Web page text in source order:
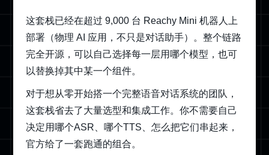
这套栈已经在超过 9,000 台 Reachy Mini 机器人上
部署（物理 AI 应用，不只是对话助手）。整个链路
完全开源，可以自己选择每一层用哪个模型，也可
以替换掉其中某一个组件。
对于想从零开始搭一个完整语音对话系统的团队，
这套栈省去了大量选型和集成工作。你不需要自己
决定用哪个ASR、哪个TTS、怎么把它们串起来，
官方给了一套跑通的组合。